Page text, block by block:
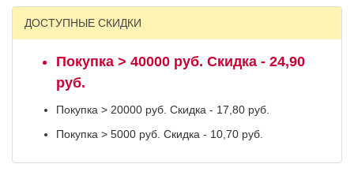
ДОСТУПНЫЕ СКИДКИ
Покупка > 40000 руб. Скидка - 24,90
руб.
Покупка > 20000 руб. Скидка - 17,80 руб.
Покупка > 5000 руб. Скидка - 10,70 руб.